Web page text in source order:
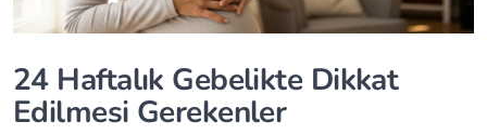
24 Haftalık Gebelikte Dikkat
Edilmesi Gerekenler